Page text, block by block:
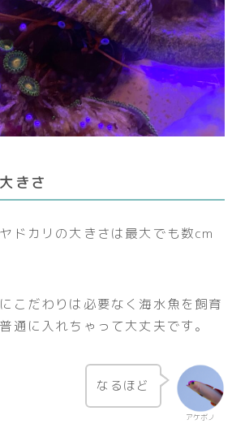
きさ
ドカリの大きさは最大でも数cm
こだわりは必要なく海水魚を飼育
通に入れちゃって大丈夫です。
アケボノ
なるほど